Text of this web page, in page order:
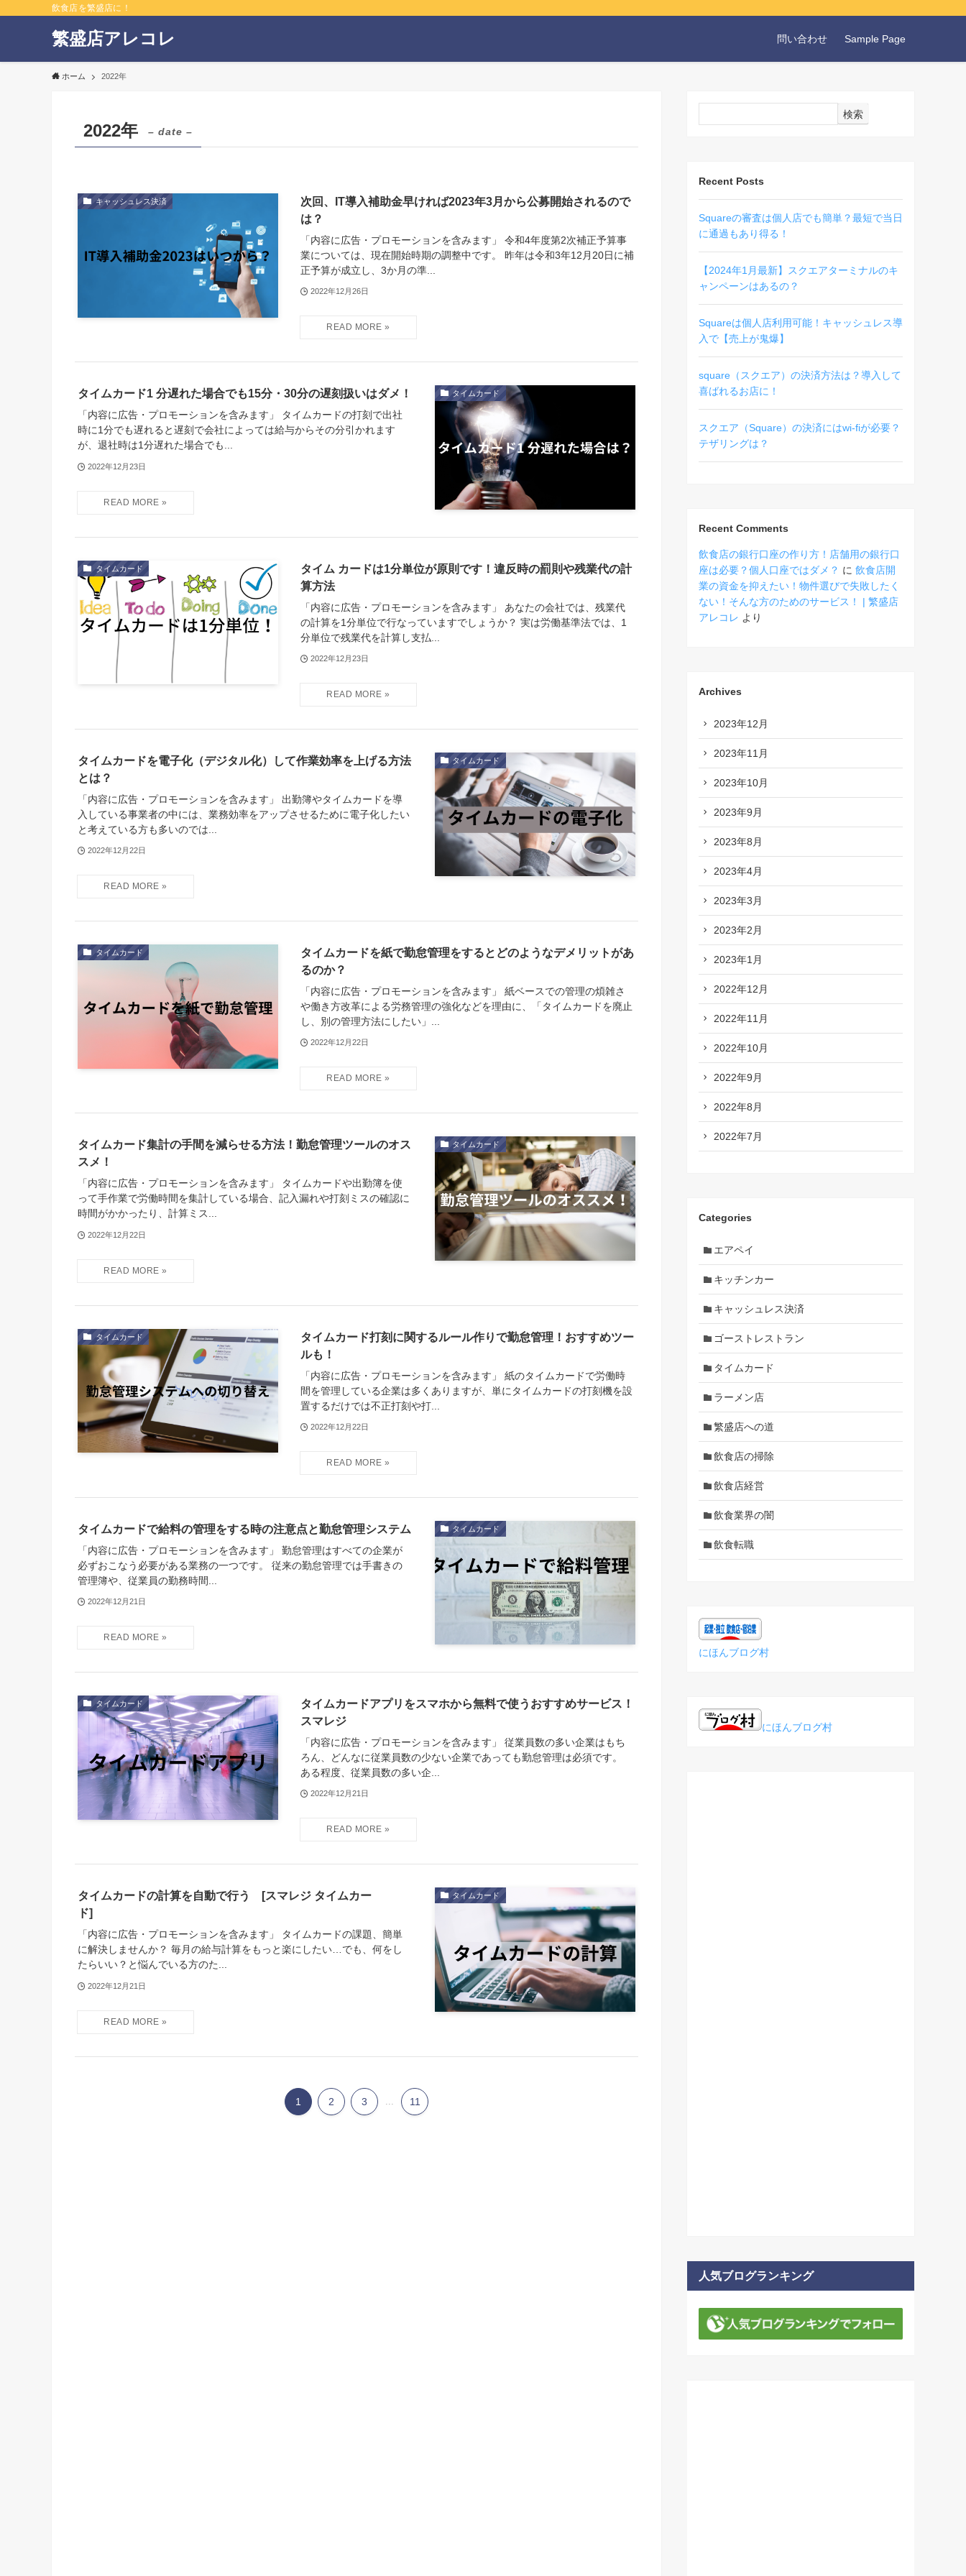
飲食店を繁盛店に！
繁盛店アレコレ 問い合わせ Sample Page
ホーム 2022年
2022年 – date –
キャッシュレス決済
次回、IT導入補助金早ければ2023年3月から公募開始されるので
は？
「内容に広告・プロモーションを含みます」 令和4年度第2次補正予算事
業については、現在開始時期の調整中です。 昨年は令和3年12月20日に補
正予算が成立し、3か月の準...
2022年12月26日
タイムカード
タイムカード1 分遅れた場合でも15分・30分の遅刻扱いはダメ！
「内容に広告・プロモーションを含みます」 タイムカードの打刻で出社
時に1分でも遅れると遅刻で会社によっては給与からその分引かれます
が、退社時は1分遅れた場合でも...
2022年12月23日
タイムカード
タイム カードは1分単位が原則です！違反時の罰則や残業代の計
算方法
「内容に広告・プロモーションを含みます」 あなたの会社では、残業代
の計算を1分単位で行なっていますでしょうか？ 実は労働基準法では、1
分単位で残業代を計算し支払...
2022年12月23日
タイムカード
タイムカードを電子化（デジタル化）して作業効率を上げる方法
とは？
「内容に広告・プロモーションを含みます」 出勤簿やタイムカードを導
入している事業者の中には、業務効率をアップさせるために電子化したい
と考えている方も多いのでは...
2022年12月22日
タイムカード
タイムカードを紙で勤怠管理をするとどのようなデメリットがあ
るのか？
「内容に広告・プロモーションを含みます」 紙ベースでの管理の煩雑さ
や働き方改革による労務管理の強化などを理由に、「タイムカードを廃止
し、別の管理方法にしたい」...
2022年12月22日
タイムカード
タイムカード集計の手間を減らせる方法！勤怠管理ツールのオス
スメ！
「内容に広告・プロモーションを含みます」 タイムカードや出勤簿を使
って手作業で労働時間を集計している場合、記入漏れや打刻ミスの確認に
時間がかかったり、計算ミス...
2022年12月22日
タイムカード
タイムカード打刻に関するルール作りで勤怠管理！おすすめツー
ルも！
「内容に広告・プロモーションを含みます」 紙のタイムカードで労働時
間を管理している企業は多くありますが、単にタイムカードの打刻機を設
置するだけでは不正打刻や打...
2022年12月22日
タイムカード
タイムカードで給料の管理をする時の注意点と勤怠管理システム
「内容に広告・プロモーションを含みます」 勤怠管理はすべての企業が
必ずおこなう必要がある業務の一つです。 従来の勤怠管理では手書きの
管理簿や、従業員の勤務時間...
2022年12月21日
タイムカード
タイムカードアプリをスマホから無料で使うおすすめサービス！
スマレジ
「内容に広告・プロモーションを含みます」 従業員数の多い企業はもち
ろん、どんなに従業員数の少ない企業であっても勤怠管理は必須です。
ある程度、従業員数の多い企...
2022年12月21日
タイムカード
タイムカードの計算を自動で行う [スマレジ タイムカー
ド]
「内容に広告・プロモーションを含みます」 タイムカードの課題、簡単
に解決しませんか？ 毎月の給与計算をもっと楽にしたい…でも、何をし
たらいい？と悩んでいる方のた...
2022年12月21日
1 2 3 11
検索
Recent Posts
Squareの審査は個人店でも簡単？最短で当日
に通過もあり得る！
【2024年1月最新】スクエアターミナルのキ
ャンペーンはあるの？
Squareは個人店利用可能！キャッシュレス導
入で【売上が鬼爆】
square（スクエア）の決済方法は？導入して
喜ばれるお店に！
スクエア（Square）の決済にはwi-fiが必要？
テザリングは？
Recent Comments
飲食店の銀行口座の作り方！店舗用の銀行口
座は必要？個人口座ではダメ？ に 飲食店開
業の資金を抑えたい！物件選びで失敗したく
ない！そんな方のためのサービス！ | 繁盛店
アレコレ より
Archives
2023年12月
2023年11月
2023年10月
2023年9月
2023年8月
2023年4月
2023年3月
2023年2月
2023年1月
2022年12月
2022年11月
2022年10月
2022年9月
2022年8月
2022年7月
Categories
エアペイ
キッチンカー
キャッシュレス決済
ゴーストレストラン
タイムカード
ラーメン店
繁盛店への道
飲食店の掃除
飲食店経営
飲食業界の闇
飲食転職
にほんブログ村
にほんブログ村
人気ブログランキング